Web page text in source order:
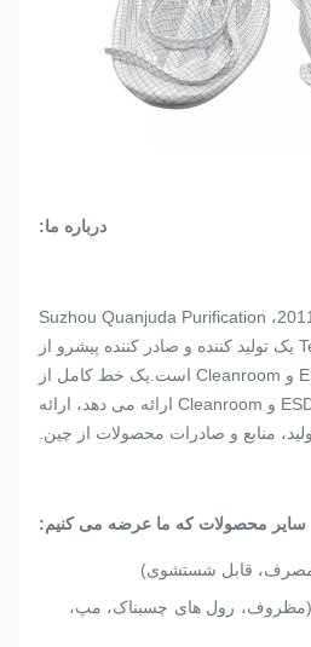
درباره ما:
تاسیس شده در سال 2011، Suzhou Quanjuda Purification
Technology Co، LTD یک تولید کننده و صادر کننده پیشرو از
محصولات مختلف ESD و Cleanroom است.یک خط کامل از
تجهیزات و لوازم مورد نیاز ESD و Cleanroom ارائه می دهد، ارائه
منابع و صادرات محصولات از چین.
سایر محصولات که ما عرضه می کنیم:
مصرف، قابل شستشوی)
((مظروف، رول های چسبناک، مپ،